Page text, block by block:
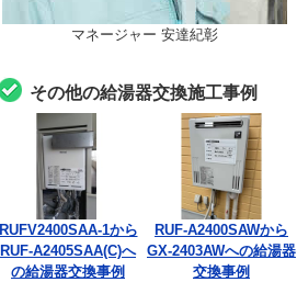
マネージャー 安達紀彰
その他の給湯器交換施工事例
RUFV2400SAA-1から
RUF-A2405SAA(C)へ
の給湯器交換事例
RUF-A2400SAWから
GX-2403AWへの給湯器
交換事例